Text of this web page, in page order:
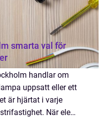
för
handlar om
uppsatt eller ett
är hjärtat i varje
När elen